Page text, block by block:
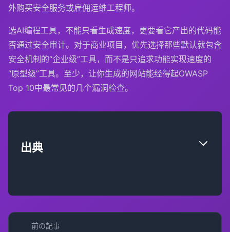
外购买安全服务或雇佣运维工程师。
选AI编程工具，不能只看生成速度，更要看它产出的代码能
否通过安全审计。对于商业项目，优先选择那些默认就包含
安全机制的“企业级”工具，而不是只追求功能实现速度的
“原型级”工具。至少，让你生成的网站能经得起OWASP
Top 10中最常见的几个漏洞检查。
出典
前の記事